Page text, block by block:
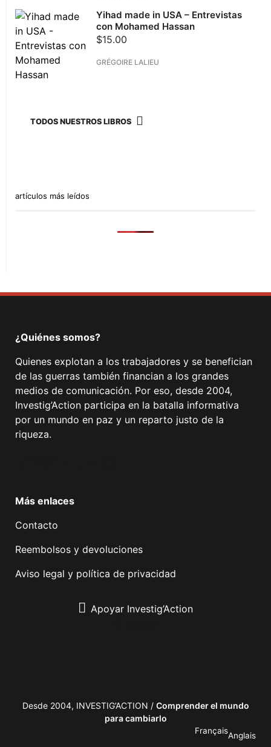
Yihad made in USA – Entrevistas
con Mohamed Hassan
$15.00
GRÉGOIRE LALIEU
TODOS NUESTROS LIBROS
artículos más leídos
¿Quiénes somos?
Quienes explotan a los trabajadores y se benefician
de las guerras también financian a los grandes
medios de comunicación. Por eso, desde 2004,
Investig’Action participa en la batalla informativa
por un mundo en paz y un reparto justo de la
riqueza.
Más enlaces
Contacto
Reembolsos y devoluciones
Aviso legal y política de privacidad
Apoyar Investig’Action
Desde 2004, INVESTIG’ACTION / Comprender el mundo
para cambiarlo
FrançaisAnglais